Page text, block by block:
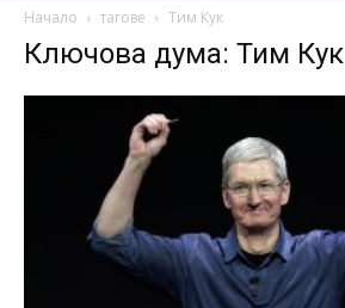
Начало тагове Тим Кук
Ключова дума: Тим Кук